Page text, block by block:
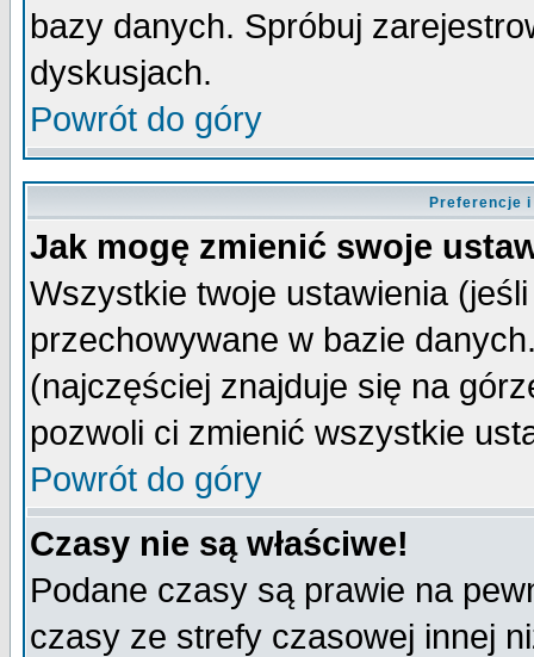
bazy danych. Spróbuj
dyskusjach.
Powrót do góry
Preferencje
Jak mogę zmienić swoje
Wszystkie twoje ustawienia
przechowywane w bazie
(najczęściej znajduje się na
pozwoli ci zmienić wszystkie
Powrót do góry
Czasy nie są właściwe!
Podane czasy są prawie na
czasy ze strefy czasowej innej